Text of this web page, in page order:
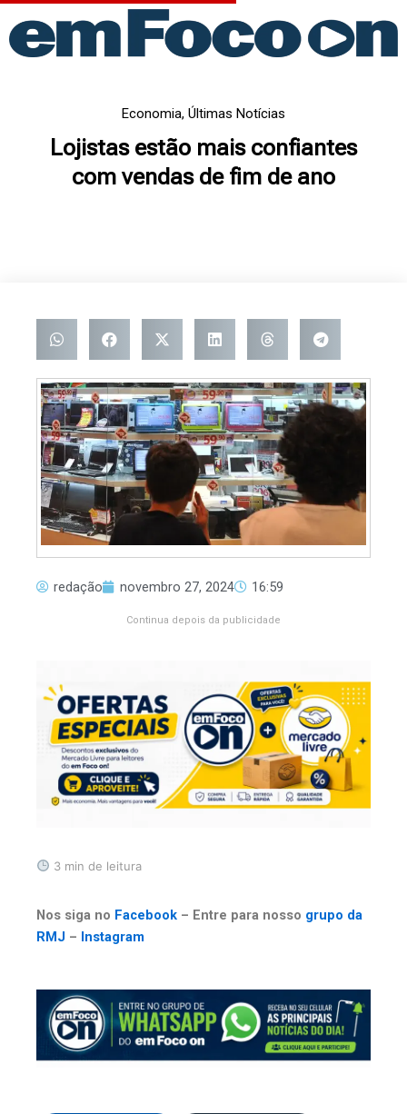
para
Economia, Últimas Notícias
Lojistas estão mais confiantes
com vendas de fim de ano
redação novembro 27, 2024 16:59
Continua depois da publicidade
3 min de leitura
Nos siga no Facebook – Entre para nosso grupo da
RMJ – Instagram